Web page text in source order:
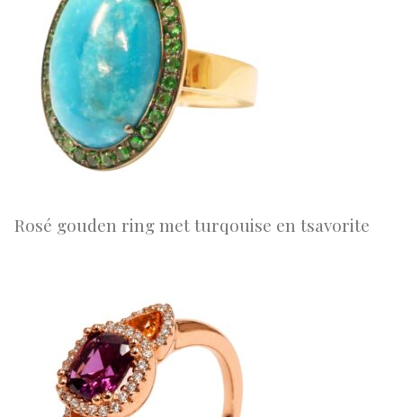
Rosé gouden ring met turqouise en tsavorite